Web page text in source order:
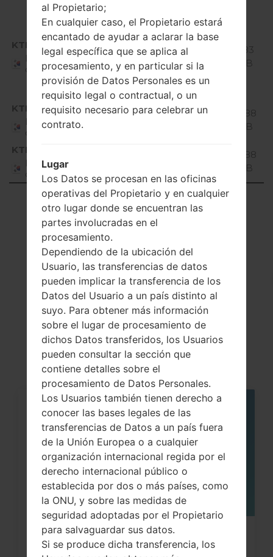
KTF
Republic
of Korea
Q725K10n_00_0424.kdz
Android
8.x
Mirror
Release
1.83
GiB
KTF
Republic
of Korea
Q725K20a_00_0902.kdz
Android
2.88
GiB
KTF
Republic
of Korea
2.88
GiB
Showing 1 to 5 of 5 entries
Previous 1
Artículos
LGQ725K(LMQ725K)
akaLG Q7 Plus
Cómo hacer Reinicio Completo en
al Propietario;
En cualquier caso, el Propietario estará
encantado de ayudar a aclarar la base
legal específica que se aplica al
procesamiento, y en particular si la
provisión de Datos Personales es un
requisito legal o contractual, o un
requisito necesario para celebrar un
contrato.
Lugar
Los Datos se procesan en las oficinas
operativas del Propietario y en cualquier
otro lugar donde se encuentran las
partes involucradas en el
procesamiento.
Dependiendo de la ubicación del
Usuario, las transferencias de datos
pueden implicar la transferencia de los
Datos del Usuario a un país distinto al
suyo. Para obtener más información
sobre el lugar de procesamiento de
dichos Datos transferidos, los Usuarios
pueden consultar la sección que
contiene detalles sobre el
procesamiento de Datos Personales.
Los Usuarios también tienen derecho a
conocer las bases legales de las
transferencias de Datos a un país fuera
de la Unión Europea o a cualquier
organización internacional regida por el
derecho internacional público o
establecida por dos o más países, como
la ONU, y sobre las medidas de
seguridad adoptadas por el Propietario
para salvaguardar sus datos.
Si se produce dicha transferencia, los